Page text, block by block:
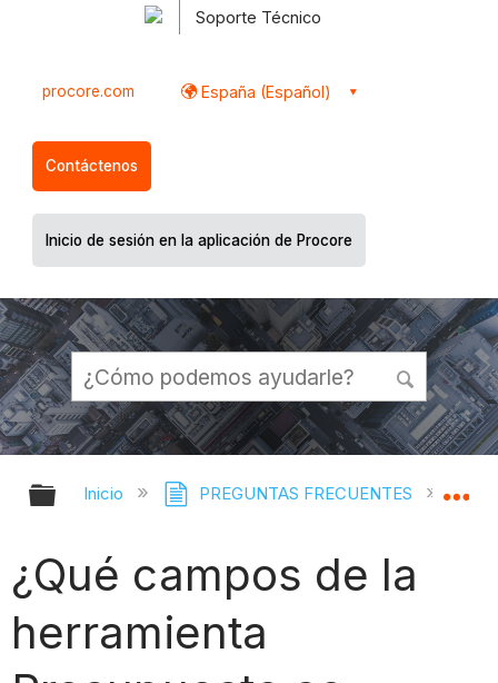
Soporte Técnico
procore.com España (Español)
Contáctenos
Inicio de sesión en la aplicación de Procore
Expandir/contraer jerarquía global
Inicio PREGUNTAS FRECUENTES
¿Qué campos de la
herramienta